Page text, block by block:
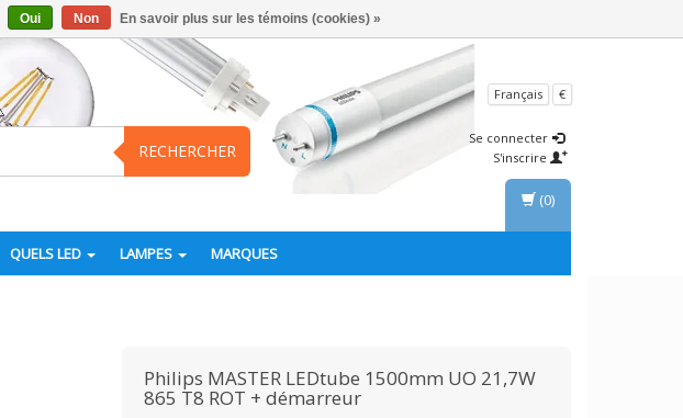
RECHERCHER
Français €
Se connecter
S'inscrire
QUELS LED LAMPES MARQUES
(0)
Philips MASTER LEDtube 1500mm UO 21,7W
865 T8 ROT + démarreur
Oui Non En savoir plus sur les témoins (cookies) »